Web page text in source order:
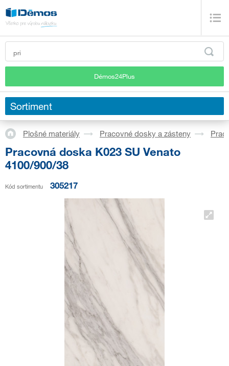
Démos24Plus
Sortiment
Plošné materiály Pracovné dosky a zásteny
Pracovná doska K023 SU Venato
4100/900/38
Kód sortimentu 305217